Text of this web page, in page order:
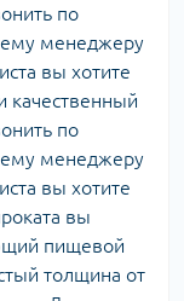
по
менеджеру
вы хотите
качественный
по
менеджеру
вы хотите
вы
пищевой
толщина от